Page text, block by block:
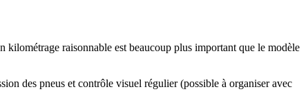
raisonnable est beaucoup plus important que le modèle
des pneus et contrôle visuel régulier (possible à organiser avec